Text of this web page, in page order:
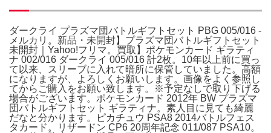
ダークライ プラズマ団バトルギフトセット PBG 005/016 -
メルカリ。新品・未開封】プラズマ団バトルギフトセット
未開封｜Yahoo!フリマ。買取】ポケモンカード ギラティ
ナ 002/016 ダークライ 005/016 計2枚。10年以上前に買っ
て以来、スリーブに入れて暗所に保管していました。高額
になりますが、よろしくお願いします。画像をよく参照し
てからご購入をお願い致します。※予定なしで取り下げる
場合がございます。ポケモンカード 2012年 BW プラズマ
団バトルギフトセット ギラティナ。素人目に見ても綺麗
だなと分かります。ピカチュウ PSA8 2014バトルフェス
タカード。リザードン CP6 20周年記念 011/087 PSA10。